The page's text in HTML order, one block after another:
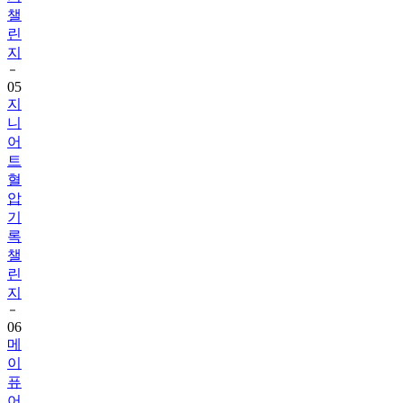
챌
린
지
05
지
니
어
트
혈
압
기
록
챌
린
지
06
메
이
퓨